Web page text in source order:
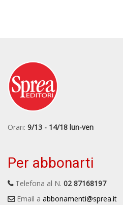
Orari: 9/13 - 14/18 lun-ven
Per abbonarti
Telefona al N. 02 87168197
Email a abbonamenti@sprea.it